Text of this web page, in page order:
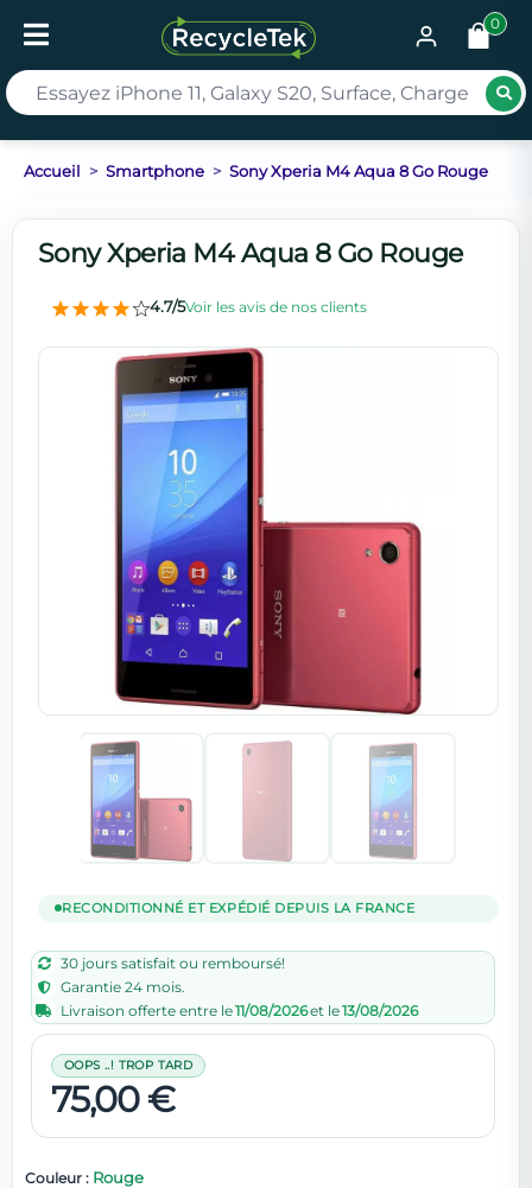
0
Accueil Smartphone Sony Xperia M4 Aqua 8 Go Rouge
Sony Xperia M4 Aqua 8 Go Rouge
4.7/5Voir les avis de nos clients
RECONDITIONNÉ ET EXPÉDIÉ DEPUIS LA FRANCE
30 jours satisfait ou remboursé!
Garantie 24 mois.
Livraison offerte entre le11/08/2026et le13/08/2026
75,00 €
OOPS ..! TROP TARD
Couleur : Rouge